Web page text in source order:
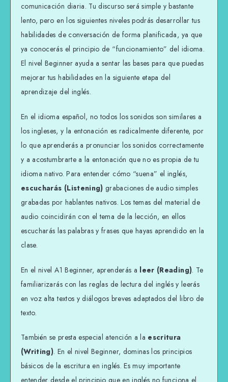
comunicación diaria. Tu discurso será simple y bastante
lento, pero en los siguientes niveles podrás desarrollar tus
habilidades de conversación de forma planificada, ya que
ya conocerás el principio de “funcionamiento” del idioma.
El nivel Beginner ayuda a sentar las bases para que puedas
mejorar tus habilidades en la siguiente etapa del
aprendizaje del inglés.
En el idioma español, no todos los sonidos son similares a
los ingleses, y la entonación es radicalmente diferente, por
lo que aprenderás a pronunciar los sonidos correctamente
y a acostumbrarte a la entonación que no es propia de tu
idioma nativo. Para entender cómo “suena” el inglés,
escucharás (Listening) grabaciones de audio simples
grabadas por hablantes nativos. Los temas del material de
audio coincidirán con el tema de la lección, en ellos
escucharás las palabras y frases que hayas aprendido en la
clase.
En el nivel A1 Beginner, aprenderás a leer (Reading). Te
familiarizarás con las reglas de lectura del inglés y leerás
en voz alta textos y diálogos breves adaptados del libro de
texto.
También se presta especial atención a la escritura
(Writing). En el nivel Beginner, dominas los principios
básicos de la escritura en inglés. Es muy importante